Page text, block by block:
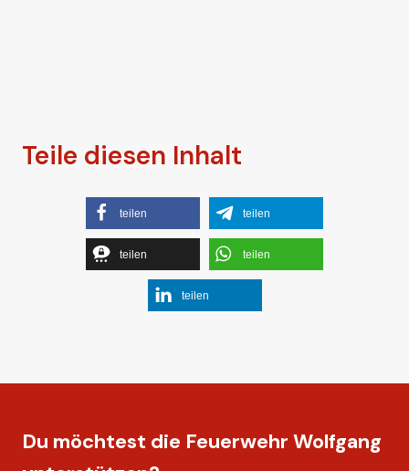
Teile diesen Inhalt
teilen teilen
teilen teilen
teilen
Du möchtest die Feuerwehr Wolfgang